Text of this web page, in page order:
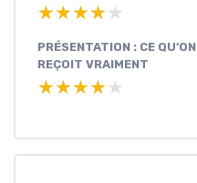
★★★★★
★★★★★
PRÉSENTATION : CE QU’ON
REÇOIT VRAIMENT
★★★★★
★★★★★